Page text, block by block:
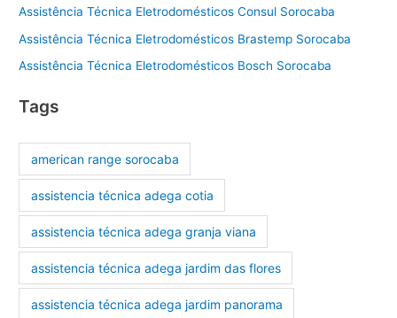
Assistência Técnica Eletrodomésticos Consul Sorocaba
Assistência Técnica Eletrodomésticos Brastemp Sorocaba
Assistência Técnica Eletrodomésticos Bosch Sorocaba
Tags
american range sorocaba
assistencia técnica adega cotia
assistencia técnica adega granja viana
assistencia técnica adega jardim das flores
assistencia técnica adega jardim panorama